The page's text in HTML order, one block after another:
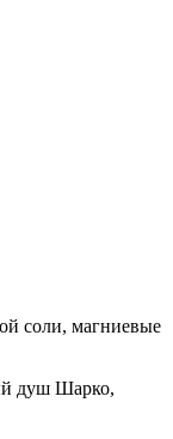
соли, магниевые
душ Шарко,